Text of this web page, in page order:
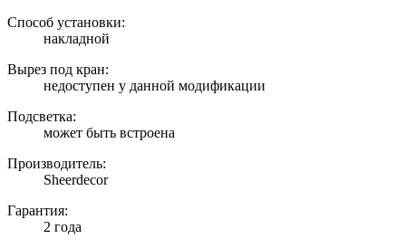
Способ установки:
накладной
Вырез под кран:
недоступен у данной модификации
Подсветка:
может быть встроена
Производитель:
Sheerdecor
Гарантия:
2 года